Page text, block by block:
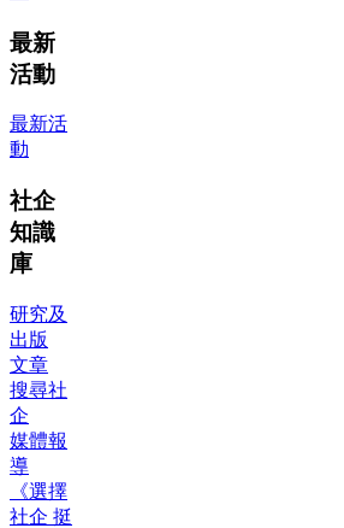
最新
活動
最新活
動
社企
知識
庫
研究及
出版
文章
搜尋社
企
媒體報
導
《選擇
社企 挺